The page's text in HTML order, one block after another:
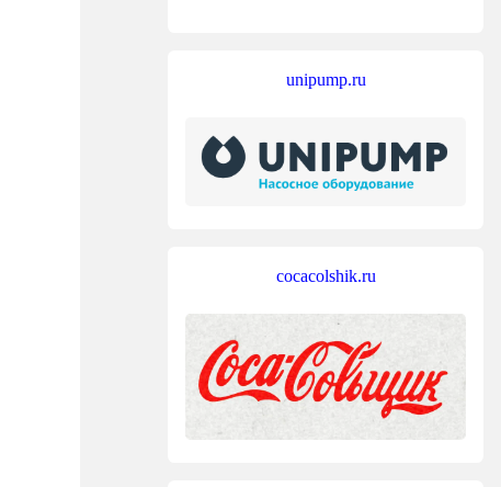
unipump.ru
cocacolshik.ru